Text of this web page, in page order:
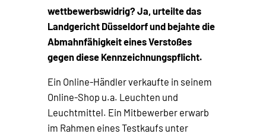
wettbewerbswidrig? Ja, urteilte das
Landgericht Düsseldorf und bejahte die
Abmahnfähigkeit eines Verstoßes
gegen diese Kennzeichnungspflicht.
Ein Online-Händler verkaufte in seinem
Online-Shop u.a. Leuchten und
Leuchtmittel. Ein Mitbewerber erwarb
im Rahmen eines Testkaufs unter